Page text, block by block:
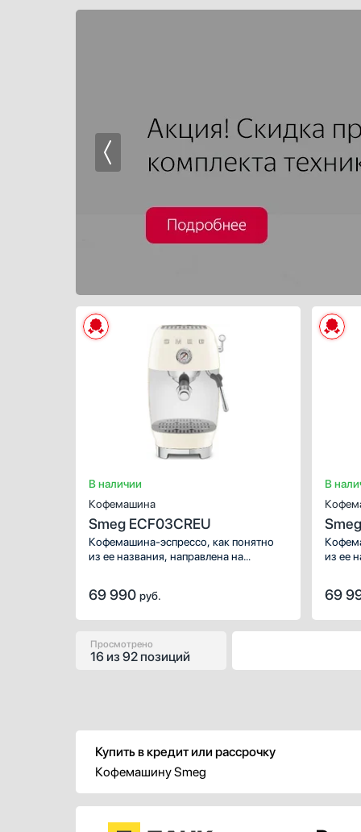
на
В наличии
Кофемашина
Smeg ECF03CREU
Кофемашина-эспрессо, как понятно
из ее названия, направлена на
насыщенного кофе, которым не нужно
Простое и понятное управление —
дополнительное преимущество
модели. Производители разместили
на корпусе кнопочные / поворотные
69 990 руб.
В
из ее
на
69
Просмотрено
16 из92 позиций
Купить в кредит или рассрочку
Кофемашину Smeg